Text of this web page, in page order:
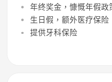
年终奖金，慷慨年假政
生日假，额外医疗保险
提供牙科保险